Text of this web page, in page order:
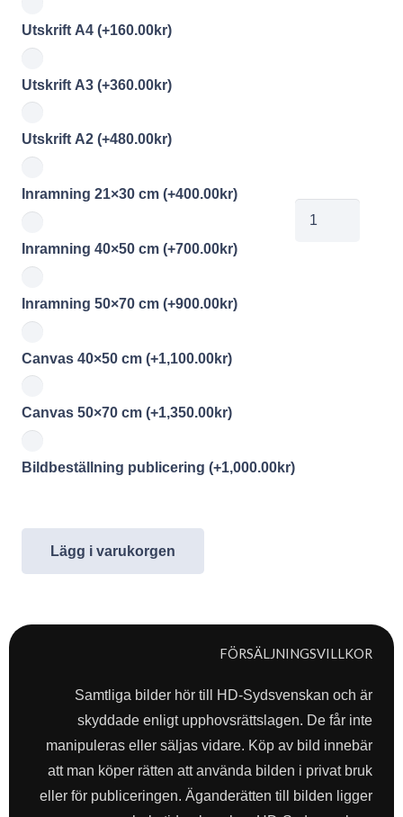
Utskrift A4 (+160.00kr)
Utskrift A3 (+360.00kr)
Utskrift A2 (+480.00kr)
Inramning 21×30 cm (+400.00kr)
Inramning 40×50 cm (+700.00kr)
Inramning 50×70 cm (+900.00kr)
Canvas 40×50 cm (+1,100.00kr)
Canvas 50×70 cm (+1,350.00kr)
Bildbeställning publicering (+1,000.00kr)
Lägg i varukorgen
FÖRSÄLJNINGSVILLKOR
Samtliga bilder hör till HD-Sydsvenskan och är
skyddade enligt upphovsrättslagen. De får inte
manipuleras eller säljas vidare. Köp av bild innebär
att man köper rätten att använda bilden i privat bruk
eller för publiceringen. Äganderätten till bilden ligger